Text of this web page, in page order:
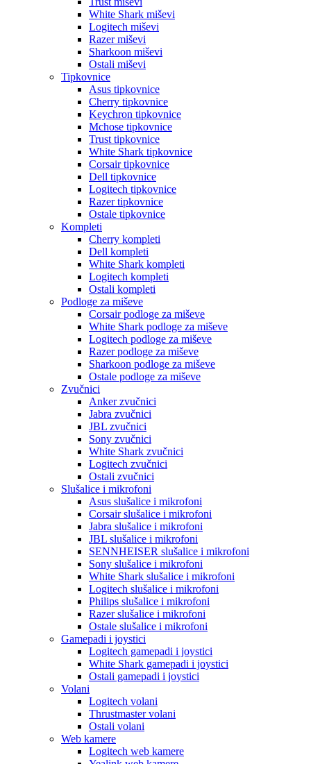
White Shark miševi
Logitech miševi
Razer miševi
Sharkoon miševi
Ostali miševi
Tipkovnice
Asus tipkovnice
Cherry tipkovnice
Keychron tipkovnice
Mchose tipkovnice
Trust tipkovnice
White Shark tipkovnice
Corsair tipkovnice
Dell tipkovnice
Logitech tipkovnice
Razer tipkovnice
Ostale tipkovnice
Kompleti
Cherry kompleti
Dell kompleti
White Shark kompleti
Logitech kompleti
Ostali kompleti
Podloge za miševe
Corsair podloge za miševe
White Shark podloge za miševe
Logitech podloge za miševe
Razer podloge za miševe
Sharkoon podloge za miševe
Ostale podloge za miševe
Zvučnici
Anker zvučnici
Jabra zvučnici
JBL zvučnici
Sony zvučnici
White Shark zvučnici
Logitech zvučnici
Ostali zvučnici
Slušalice i mikrofoni
Asus slušalice i mikrofoni
Corsair slušalice i mikrofoni
Jabra slušalice i mikrofoni
JBL slušalice i mikrofoni
SENNHEISER slušalice i mikrofoni
Sony slušalice i mikrofoni
White Shark slušalice i mikrofoni
Logitech slušalice i mikrofoni
Philips slušalice i mikrofoni
Razer slušalice i mikrofoni
Ostale slušalice i mikrofoni
Gamepadi i joystici
Logitech gamepadi i joystici
White Shark gamepadi i joystici
Ostali gamepadi i joystici
Volani
Logitech volani
Thrustmaster volani
Ostali volani
Web kamere
Logitech web kamere